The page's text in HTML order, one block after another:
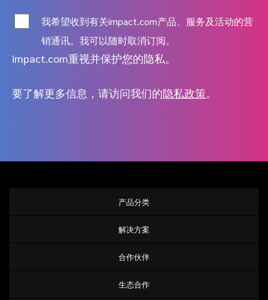
我希望收到有关impact.com产品、服务及活动的营
销通讯。我可以随时取消订阅。
impact.com重视并保护您的隐私。
要了解更多信息，请访问我们的隐私政策。
产品分类
解决方案
合作伙伴
生态合作